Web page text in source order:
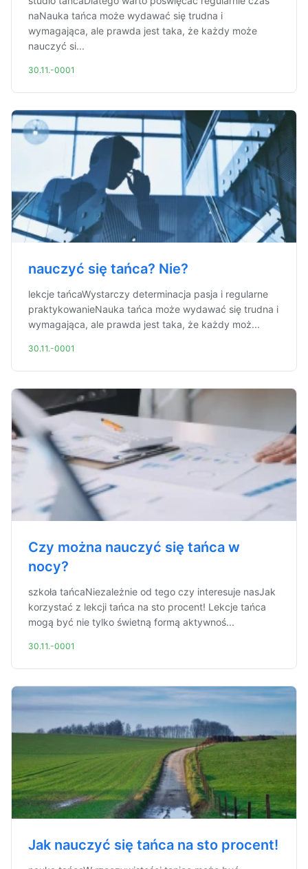
naNauka tańca może wydawać się trudna i
wymagająca, ale prawda jest taka, że każdy może
nauczyć si...
30.11.-0001
nauczyć się tańca? Nie?
lekcje tańcaWystarczy determinacja pasja i regularne
praktykowanieNauka tańca może wydawać się trudna i
wymagająca, ale prawda jest taka, że każdy moż...
30.11.-0001
Czy można nauczyć się tańca w
nocy?
szkoła tańcaNiezależnie od tego czy interesuje nasJak
korzystać z lekcji tańca na sto procent! Lekcje tańca
mogą być nie tylko świetną formą aktywnoś...
30.11.-0001
Jak nauczyć się tańca na sto procent!